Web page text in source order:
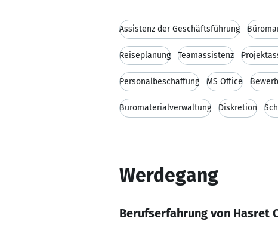
Assistenz der Geschäftsführung
Reiseplanung Teamassistenz
Personalbeschaffung MS Office
Büromaterialverwaltung Diskretion
Werdegang
Berufserfahrung von Hasret